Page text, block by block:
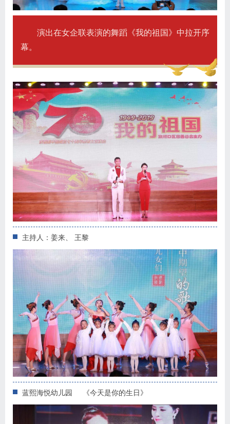
演出在女企联表演的舞蹈《我的祖国》中拉开序
幕。
主持人：姜来、 王黎
蓝熙海悦幼儿园 《今天是你的生日》